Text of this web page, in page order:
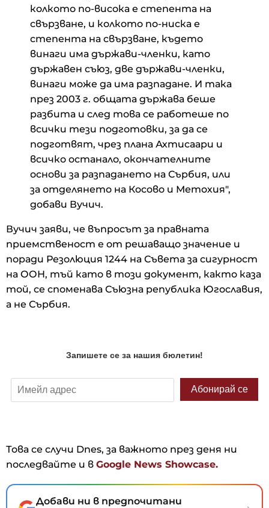
колкото по-висока е степента на
свързване, и колкото по-ниска е
степента на свързване, където
винаги има държави-членки, като
държавен съюз, две държави-членки,
винаги може да има разпадане. И така
през 2003 г. общата държава беше
разбита и след това се работеше по
всички тези подготовки, за да се
подготвят, чрез плана Ахтисаари и
всичко останало, окончателните
основи за разпадането на Сърбия, или
за отделянето на Косово и Метохия",
добави Вучич.
Вучич заяви, че въпросът за правната
приемственост е от решаващо значение и
поради Резолюция 1244 на Съвета за сигурност
на ООН, тъй като в този документ, както каза
той, се споменава Съюзна република Югославия,
а не Сърбия.
Това се случи Dnes, за важното през деня ни
последвайте и в Google News Showcase.
Добави ни в предпочитани